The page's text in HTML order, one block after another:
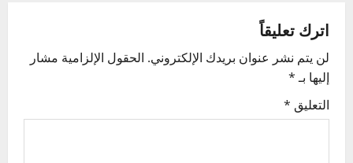
v
i
g
اترك تعليقاً
لن يتم نشر عنوان بريدك الإلكتروني. الحقول الإلزامية مشار
إليها بـ*
التعليق *